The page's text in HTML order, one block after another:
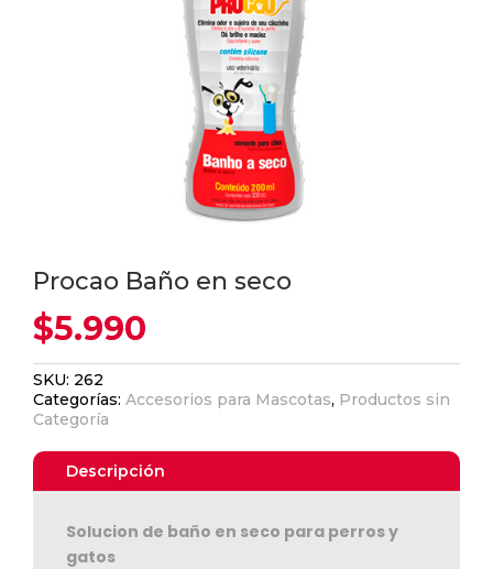
Procao Baño en seco
$5.990
SKU: 262
Categorías:Accesorios para Mascotas, Productos sin
Categoría
Descripción
Solucion de baño en seco para perros y
gatos